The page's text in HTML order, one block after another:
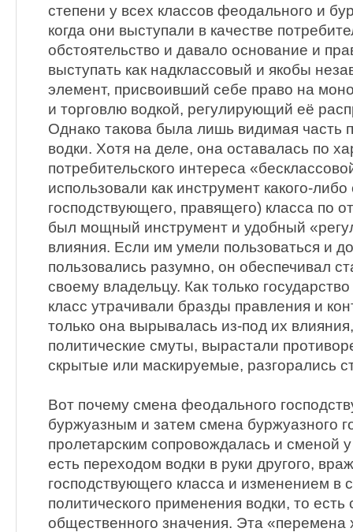
степени у всех классов феодального и
когда они выступали в качестве
обстоятельство и давало основание и
выступать как надклассовый и якобы
элемент, присвоивший себе право на
и торговлю водкой, регулирующий её
Однако такова была лишь видимая часть
водки. Хотя на деле, она оставалась по
потребительского интереса
использовали как инструмент какого-либо
господствующего, правящего) класса по
был мощный инструмент и удобный
влияния. Если им умели пользоваться и
пользовались разумно, он обеспечивал
своему владельцу. Как только
класс утрачивали бразды правления и
только она вырывалась из-под их
политические смуты, вырастали
скрытые или маскируемые, разгорались
Вот почему смена феодального
буржуазным и затем смена буржуазного
пролетарским сопровождалась и сменой
есть переходом водки в руки другого,
господствующего класса и изменением в
политического применения водки, то
общественного значения. Эта «перемена